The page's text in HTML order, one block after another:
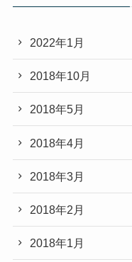
2022年1月
2018年10月
2018年5月
2018年4月
2018年3月
2018年2月
2018年1月